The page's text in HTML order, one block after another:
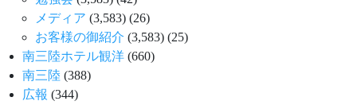
メディア (3,583) (26)
お客様の御紹介 (3,583) (25)
南三陸ホテル観洋 (660)
南三陸 (388)
広報 (344)